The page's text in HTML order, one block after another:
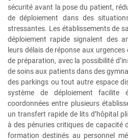
sécurité avant la pose du patient,
de déploiement dans des
stressantes. Les établissements de
déploiement rapide signalent des
leurs délais de réponse aux
de préparation, avec la possibilité
de soins aux patients dans des
des parkings ou tout autre espace
système de déploiement facilite
coordonnées entre plusieurs
un transfert rapide de lits d’hôpital
à des pénuries critiques de capacité
formation destinés au personnel